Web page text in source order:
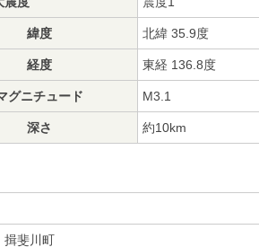
緯度 北緯 35.9度
経度 東経 136.8度
グニチュード M3.1
深さ 約10km
揖斐川町